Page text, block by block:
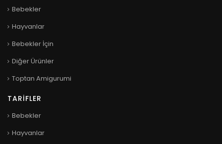
Bebekler
Hayvanlar
Bebekler İçin
Diğer Ürünler
Toptan Amigurumi
TARIFLER
Bebekler
Hayvanlar